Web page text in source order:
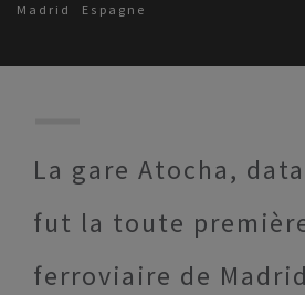
Madrid Espagne
La gare Atocha,
fut la toute
ferroviaire de